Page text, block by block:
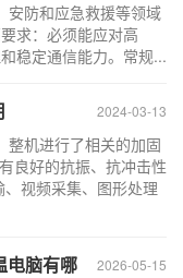
安防和应急救援等领域
求：必须能应对高
稳定通信能力。常规...
2024-03-13
整机进行了相关的加固
良好的抗振、抗冲击性
视频采集、图形处理
2026-05-15
电脑有哪